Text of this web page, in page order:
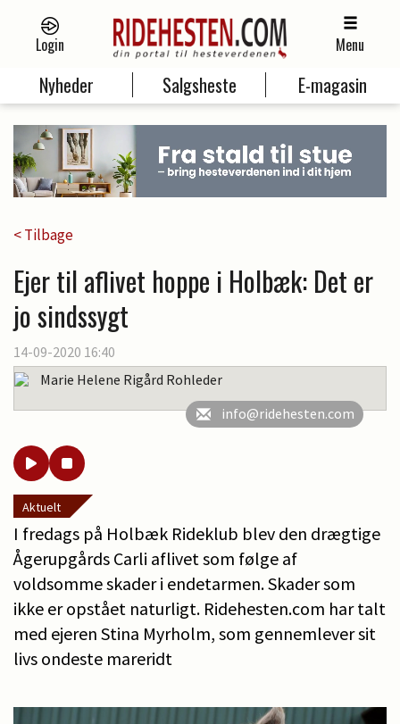
Login Menu
Nyheder Salgsheste E-magasin
< Tilbage
Ejer til aflivet hoppe i Holbæk: Det er
jo sindssygt
14-09-2020 16:40
Marie Helene Rigård Rohleder
info@ridehesten.com
Aktuelt
I fredags på Holbæk Rideklub blev den drægtige
Ågerupgårds Carli aflivet som følge af
voldsomme skader i endetarmen. Skader som
ikke er opstået naturligt. Ridehesten.com har talt
med ejeren Stina Myrholm, som gennemlever sit
livs ondeste mareridt